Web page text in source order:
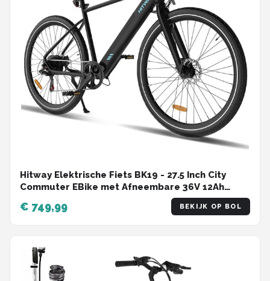
Hitway Elektrische Fiets BK19 - 27.5 Inch City
Commuter EBike met Afneembare 36V 12Ah
Lithium Batterij - Mountain E-Bike met 250W
Motor - 7 Versnellingen - IP54 Waterdicht
€ 749,99 BEKIJK OP BOL